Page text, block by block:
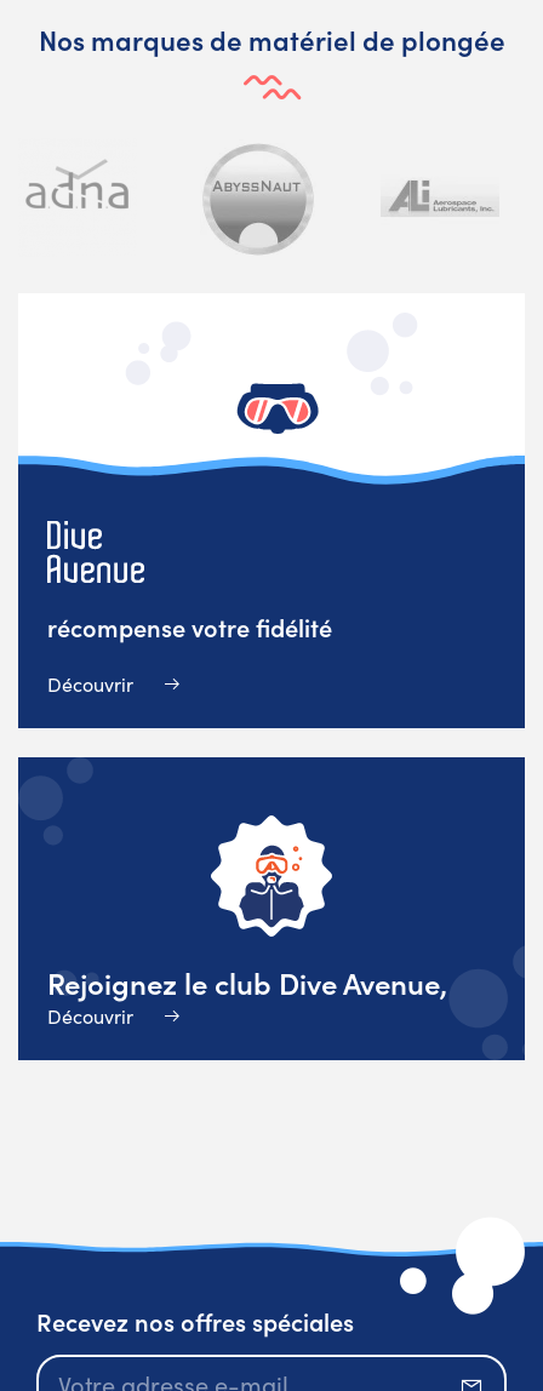
Nos marques de matériel de plongée
récompense votre fidélité
Découvrir
Rejoignez le club Dive Avenue,
Découvrir
Recevez nos offres spéciales